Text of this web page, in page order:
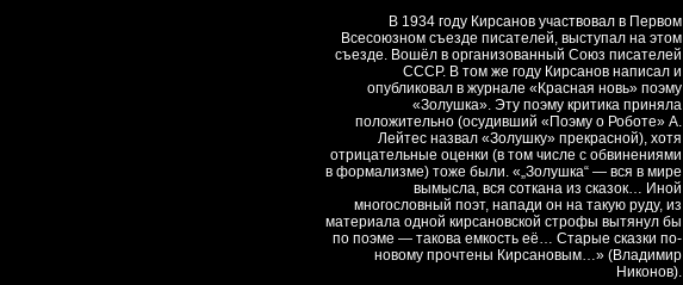
В 1934 году Кирсанов участвовал в Первом
Всесоюзном съезде писателей, выступал на этом
съезде. Вошёл в организованный Союз писателей
СССР. В том же году Кирсанов написал и
опубликовал в журнале «Красная новь» поэму
«Золушка». Эту поэму критика приняла
положительно (осудивший «Поэму о Роботе» А.
Лейтес назвал «Золушку» прекрасной), хотя
отрицательные оценки (в том числе с обвинениями
в формализме) тоже были. «„Золушка“ — вся в мире
вымысла, вся соткана из сказок… Иной
многословный поэт, напади он на такую руду, из
материала одной кирсановской строфы вытянул бы
по поэме — такова емкость её… Старые сказки по-
новому прочтены Кирсановым…» (Владимир
Никонов).